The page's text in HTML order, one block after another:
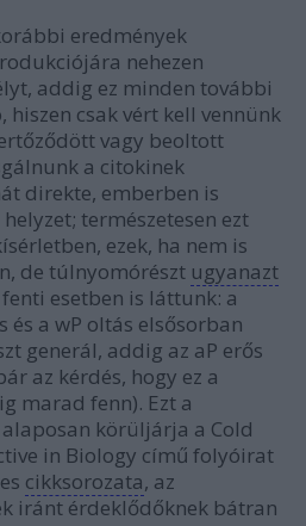
eredmények
nehezen
addig ez minden további
csak vért kell vennünk
vagy beoltott
a citokinek
direkte, emberben is
természetesen ezt
ezek, ha nem is
de túlnyomórészt ugyanazt
esetben is láttunk: a
és a wP oltás elsősorban
generál, addig az aP erős
az kérdés, hogy ez a
marad fenn). Ezt a
körüljárja a Cold
in Biology című folyóirat
cikksorozata, az
iránt érdeklődőknek bátran